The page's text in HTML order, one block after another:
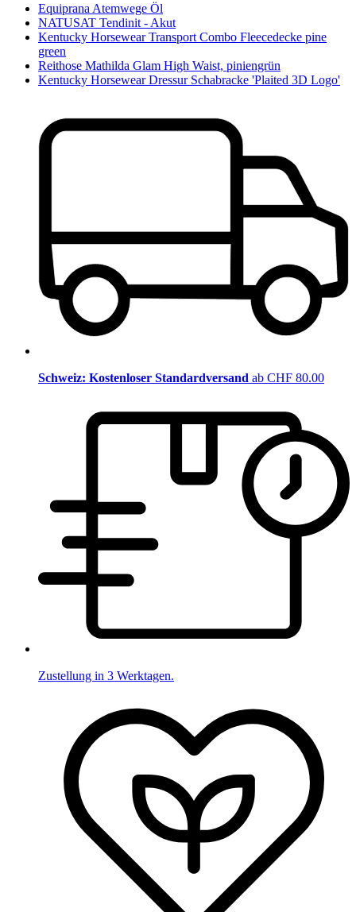
Equiprana Atemwege Öl
NATUSAT Tendinit - Akut
Kentucky Horsewear Transport Combo Fleecedecke pine
green
Reithose Mathilda Glam High Waist, piniengrün
Kentucky Horsewear Dressur Schabracke 'Plaited 3D Logo'
Schweiz: Kostenloser Standardversand ab CHF 80.00
Zustellung in 3 Werktagen.